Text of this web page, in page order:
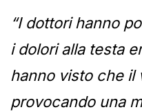
“I dottori hanno
i dolori alla testa
hanno visto che il
provocando una